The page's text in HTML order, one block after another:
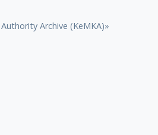
Archive (KeMKA)»